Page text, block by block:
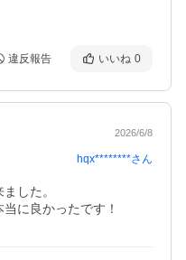
違反報告 いいね 0
2026/6/8
hqx********さん
した。
に良かったです！